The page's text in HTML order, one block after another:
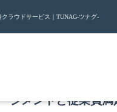
ラウドサービス｜TUNAG-ツナグ-
ジメントと従業員